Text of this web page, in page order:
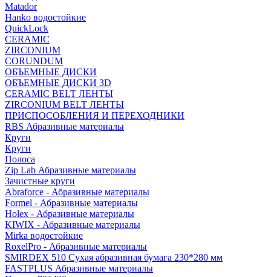
Matador
Hanko водостойкие
QuickLock
CERAMIC
ZIRCONIUM
СORUNDUM
ОБЪЕМНЫЕ ДИСКИ
ОБЪЕМНЫЕ ДИСКИ 3D
CERAMIC BELT ЛЕНТЫ
ZIRCONIUM BELT ЛЕНТЫ
ПРИСПОСОБЛЕНИЯ И ПЕРЕХОДНИКИ
RBS Абразивные материалы
Круги
Круги
Полоса
Zip Lab Абразивные материалы
Зачистные круги
Abraforce - Абразивные материалы
Formel - Абразивные материалы
Holex - Абразивные материалы
KIWIX - Абразивные материалы
Mirka водостойкие
RoxelPro - Абразивные материалы
SMIRDEX 510 Сухая абразивная бумага 230*280 мм
FASTPLUS Абразивные материалы